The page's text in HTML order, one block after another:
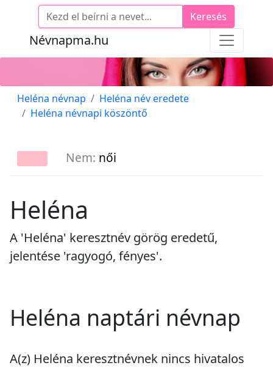
Névnapma.hu
Keresés
Heléna névnap
Heléna név eredete
Heléna névnapi köszöntő
Nem: női
Heléna
A 'Heléna' keresztnév görög eredetű,
jelentése 'ragyogó, fényes'.
Heléna naptári névnap
A(z) Heléna keresztnévnek nincs hivatalos